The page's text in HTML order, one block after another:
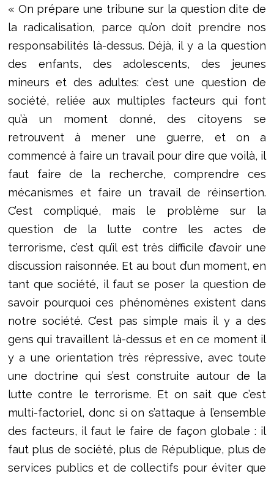
« On prépare une tribune sur la question dite de
la radicalisation, parce qu’on doit prendre nos
responsabilités là-dessus. Déjà, il y a la question
des enfants, des adolescents, des jeunes
mineurs et des adultes: c’est une question de
société, reliée aux multiples facteurs qui font
qu’à un moment donné, des citoyens se
retrouvent à mener une guerre, et on a
commencé à faire un travail pour dire que voilà, il
faut faire de la recherche, comprendre ces
mécanismes et faire un travail de réinsertion.
C’est compliqué, mais le problème sur la
question de la lutte contre les actes de
terrorisme, c’est qu’il est très difficile d’avoir une
discussion raisonnée. Et au bout d’un moment, en
tant que société, il faut se poser la question de
savoir pourquoi ces phénomènes existent dans
notre société. C’est pas simple mais il y a des
gens qui travaillent là-dessus et en ce moment il
y a une orientation très répressive, avec toute
une doctrine qui s’est construite autour de la
lutte contre le terrorisme. Et on sait que c’est
multi-factoriel, donc si on s’attaque à l’ensemble
des facteurs, il faut le faire de façon globale : il
faut plus de société, plus de République, plus de
services publics et de collectifs pour éviter que